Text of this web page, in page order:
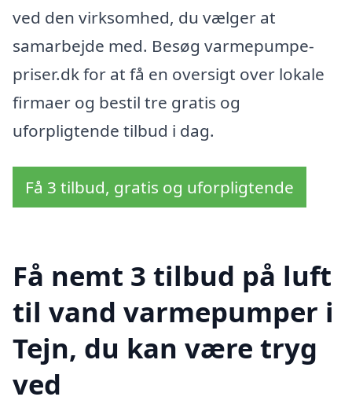
ved den virksomhed, du vælger at
samarbejde med. Besøg varmepumpe-
priser.dk for at få en oversigt over lokale
firmaer og bestil tre gratis og
uforpligtende tilbud i dag.
Få 3 tilbud, gratis og uforpligtende
Få nemt 3 tilbud på luft
til vand varmepumper i
Tejn, du kan være tryg
ved